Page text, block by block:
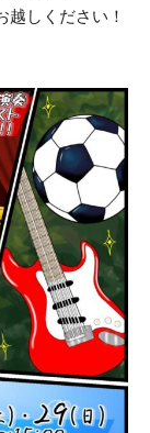
しください！